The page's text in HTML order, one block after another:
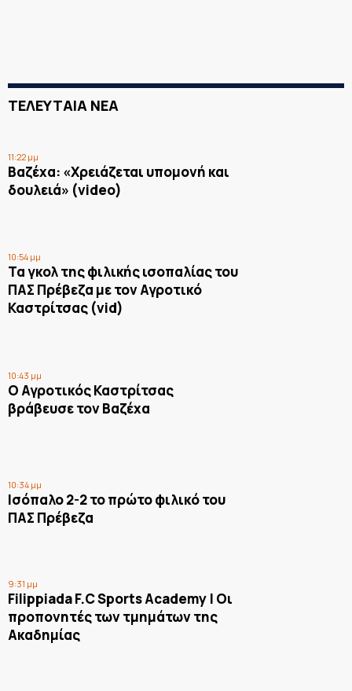
ΤΕΛΕΥΤΑΙΑ ΝΕΑ
11:22 μμ
Βαζέχα: «Χρειάζεται υπομονή και
δουλειά» (video)
10:54 μμ
Τα γκολ της φιλικής ισοπαλίας του
ΠΑΣ Πρέβεζα με τον Αγροτικό
Καστρίτσας (vid)
10:43 μμ
Ο Αγροτικός Καστρίτσας
βράβευσε τον Βαζέχα
10:34 μμ
Ισόπαλο 2-2 το πρώτο φιλικό του
ΠΑΣ Πρέβεζα
9:31 μμ
Filippiada F.C Sports Academy | Οι
προπονητές των τμημάτων της
Ακαδημίας